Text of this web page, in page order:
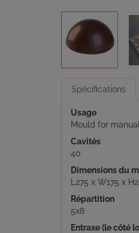
Spécifications
Usage
Mould for
Cavités
40
Dimensions du
L275 x W175 x
Répartition
5x8
Entraxe (le côté